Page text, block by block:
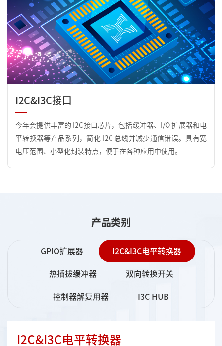
I2C&I3C接口
今年会提供丰富的 I2C接口芯片，包括缓冲器、I/O 扩展器和电
平转换器等产品系列，简化 I2C 总线并减少通信错误。具有宽
电压范围、小型化封装特点，便于在各种应用中使用。
产品类别
GPIO扩展器 I2C&I3C电平转换器
热插拔缓冲器 双向转换开关
控制器解复用器 I3C HUB
I2C&I3C电平转换器